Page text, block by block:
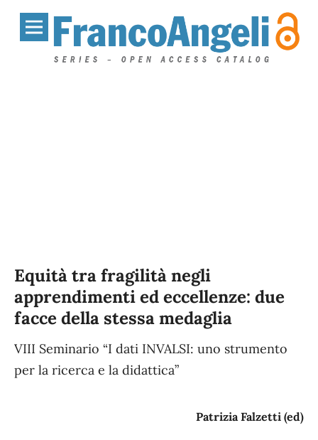
Equità tra fragilità negli
apprendimenti ed eccellenze: due
facce della stessa medaglia
VIII Seminario “I dati INVALSI: uno strumento
per la ricerca e la didattica”
Patrizia Falzetti (ed)